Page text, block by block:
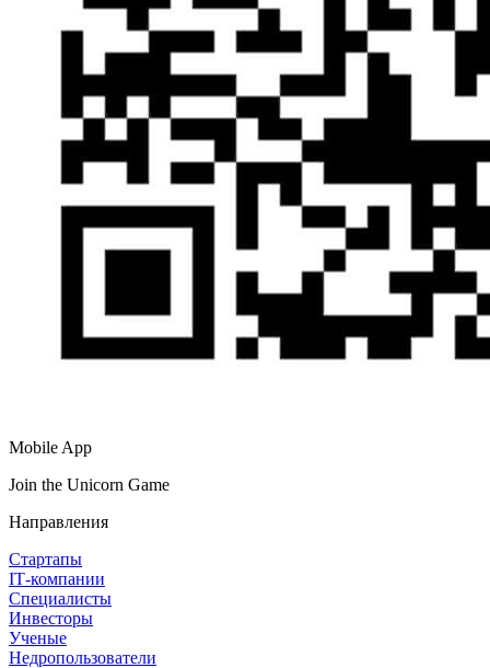
Mobile App
Join the Unicorn Game
Направления
Стартапы
IT‑компании
Специалисты
Инвесторы
Ученые
Недропользователи